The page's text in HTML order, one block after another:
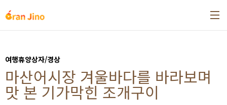
여행휴양상자/경상
마산어시장 겨울바다를 바라보며
맛 본 기가막힌 조개구이